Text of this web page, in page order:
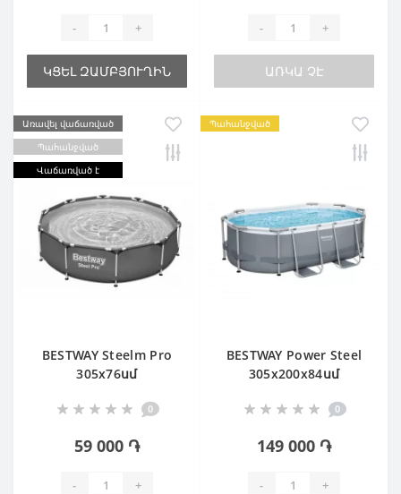
- +
ԿՑԵԼ ԶԱՄԲՅՈՒՂԻՆ
- +
ԱՌԿԱ ՉԷ
Առավել վաճառված
Պահանջված
Վաճառված է
BESTWAY Steelm Pro
305х76սմ
0
59 000 ֏
- +
Պահանջված
BESTWAY Power Steel
305х200х84սմ
0
149 000 ֏
- +